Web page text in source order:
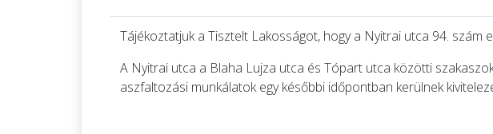
Tájékoztatjuk a Tisztelt Lakosságot, hogy a Nyitrai utca 94.
A Nyitrai utca a Blaha Lujza utca és Tópart utca közötti
aszfaltozási munkálatok egy későbbi időpontban kerülnek